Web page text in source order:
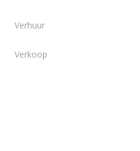
Verhuur
Verkoop